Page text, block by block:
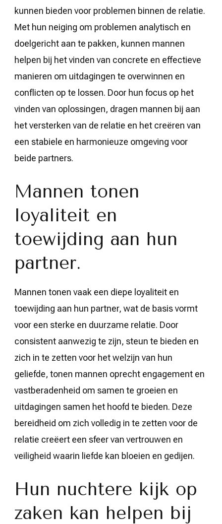
kunnen bieden voor problemen binnen de relatie.
Met hun neiging om problemen analytisch en
doelgericht aan te pakken, kunnen mannen
helpen bij het vinden van concrete en effectieve
manieren om uitdagingen te overwinnen en
conflicten op te lossen. Door hun focus op het
vinden van oplossingen, dragen mannen bij aan
het versterken van de relatie en het creëren van
een stabiele en harmonieuze omgeving voor
beide partners.
Mannen tonen
loyaliteit en
toewijding aan hun
partner.
Mannen tonen vaak een diepe loyaliteit en
toewijding aan hun partner, wat de basis vormt
voor een sterke en duurzame relatie. Door
consistent aanwezig te zijn, steun te bieden en
zich in te zetten voor het welzijn van hun
geliefde, tonen mannen oprecht engagement en
vastberadenheid om samen te groeien en
uitdagingen samen het hoofd te bieden. Deze
bereidheid om zich volledig in te zetten voor de
relatie creëert een sfeer van vertrouwen en
veiligheid waarin liefde kan bloeien en gedijen.
Hun nuchtere kijk op
zaken kan helpen bij